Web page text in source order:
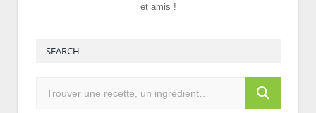
et amis !
SEARCH